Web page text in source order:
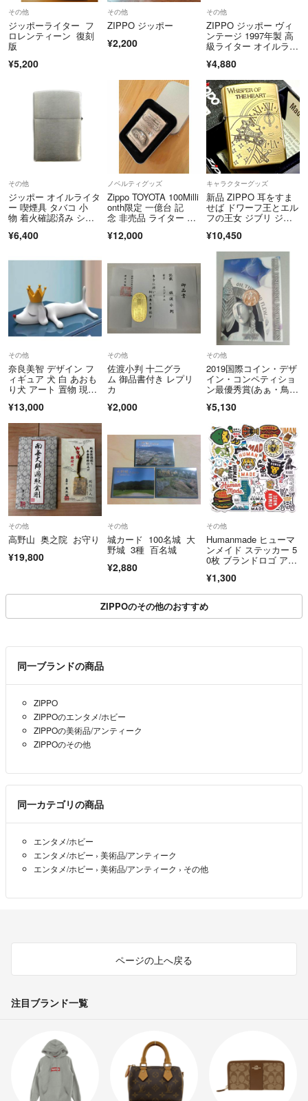
https://fril.jp/ts/official/law/a078/#return_policy
その他
ジッポーライター フ
ロレンティーン 復刻
版
¥5,200
その他
ZIPPO ジッポー
¥2,200
その他
ZIPPO ジッポー ヴィ
ンテージ 1997年製 高
級ライター オイルライ
具 レディース メン
ズ シルバー系 DL6694
¥4,880
その他
ジッポー オイルライタ
ー 喫煙具 タバコ 小
物 着火確認済み シル
¥6,400
ノベルティグッズ
Zippo TOYOTA 100Milli
onth限定 一億台 記
念 非売品 ライター ジ
¥12,000
キャラクターグッズ
新品 ZIPPO 耳をすま
せば ドワーフ王とエル
フの王女 ジブリ ジッ
¥10,450
その他
奈良美智 デザイン フ
ィギュア 犬 白 あおも
り犬 アート 置物 現代
ト
¥13,000
その他
佐渡小判 十二グラ
ム 御品書付き レプリ
カ
¥2,000
その他
2019国際コイン・デザ
イン・コンペティショ
ン最優秀賞(あぁ・鳥が
¥5,130
その他
高野山 奥之院 お守り
¥19,800
その他
城カード 100名城 大
野城 3種 百名城
¥2,880
その他
Humanmade ヒューマ
ンメイド ステッカー 5
0枚 ブランドロゴ アパ
¥1,300
ZIPPOのその他のおすすめ
同一ブランドの商品
ZIPPO
ZIPPOのエンタメ/ホビー
ZIPPOの美術品/アンティーク
ZIPPOのその他
同一カテゴリの商品
エンタメ/ホビー
エンタメ/ホビー › 美術品/アンティーク
エンタメ/ホビー › 美術品/アンティーク › その他
ページの上へ戻る
注目ブランド一覧